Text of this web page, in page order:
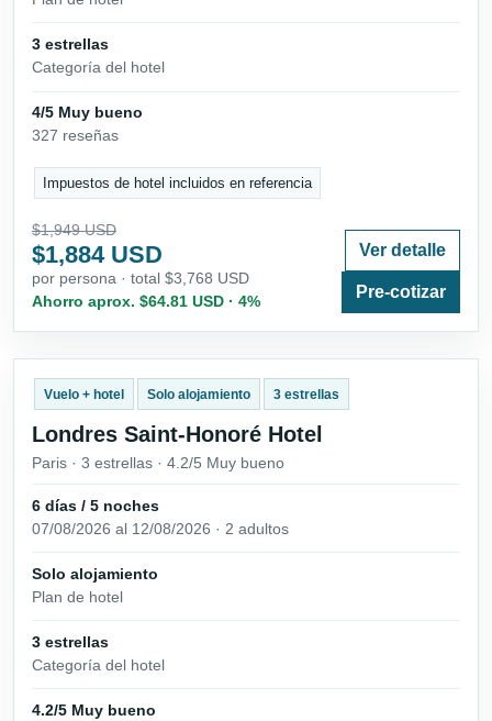
3 estrellas
Categoría del hotel
4/5 Muy bueno
327 reseñas
Impuestos de hotel incluidos en referencia
$1,949 USD
$1,884 USD
por persona · total $3,768 USD
Ahorro aprox. $64.81 USD · 4%
Ver detalle
Pre-cotizar
Vuelo + hotel Solo alojamiento 3 estrellas
Londres Saint-Honoré Hotel
Paris · 3 estrellas · 4.2/5 Muy bueno
6 días / 5 noches
07/08/2026 al 12/08/2026 · 2 adultos
Solo alojamiento
Plan de hotel
3 estrellas
Categoría del hotel
4.2/5 Muy bueno